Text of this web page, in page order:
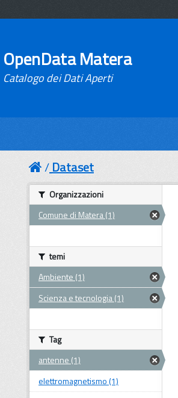
OpenData Matera
Catalogo dei Dati Aperti
Dataset
Organizzazioni
Comune di Matera (1)
temi
Ambiente (1)
Scienza e tecnologia (1)
Tag
antenne (1)
elettromagnetismo (1)